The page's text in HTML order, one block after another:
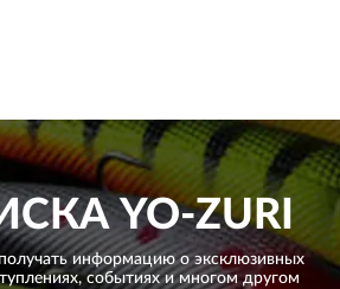
YO-ZURI
информацию о эксклюзивных
событиях и многом другом